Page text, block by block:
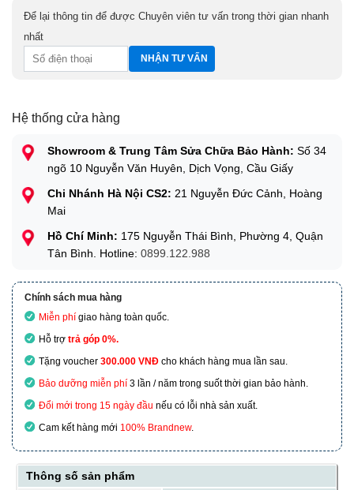
Để lại thông tin để được Chuyên viên tư vấn trong thời gian nhanh
nhất
Hệ thống cửa hàng
Showroom & Trung Tâm Sửa Chữa Bảo Hành: Số 34
ngõ 10 Nguyễn Văn Huyên, Dịch Vọng, Cầu Giấy
Chi Nhánh Hà Nội CS2: 21 Nguyễn Đức Cảnh, Hoàng
Mai
Hồ Chí Minh: 175 Nguyễn Thái Bình, Phường 4, Quận
Tân Bình. Hotline: 0899.122.988
Chính sách mua hàng
Miễn phí giao hàng toàn quốc.
Hỗ trợ trả góp 0%.
Tặng voucher 300.000 VNĐ cho khách hàng mua lần sau.
Bảo dưỡng miễn phí 3 lần / năm trong suốt thời gian bảo hành.
Đổi mới trong 15 ngày đầu nếu có lỗi nhà sản xuất.
Cam kết hàng mới 100% Brandnew.
Thông số sản phẩm